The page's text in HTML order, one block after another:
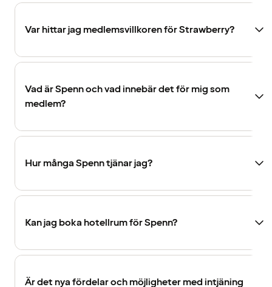
Var hittar jag medlemsvillkoren för Strawberry?
Vad är Spenn och vad innebär det för mig som
medlem?
Hur många Spenn tjänar jag?
Kan jag boka hotellrum för Spenn?
Är det nya fördelar och möjligheter med intjäning